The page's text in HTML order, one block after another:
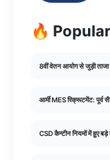
🔥
8वीं वेतन आयोग से जुड़ी ताजा
आर्मी MES रिक्रूटमेंट: पूर्व
CSD कैन्टीन नियमों में हुए बड़े